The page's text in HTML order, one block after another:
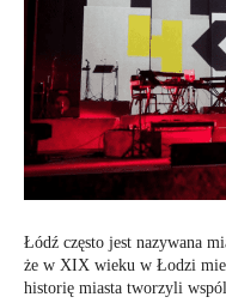
Łódź często jest nazywana
że w XIX wieku w Łodzi
historię miasta tworzyli